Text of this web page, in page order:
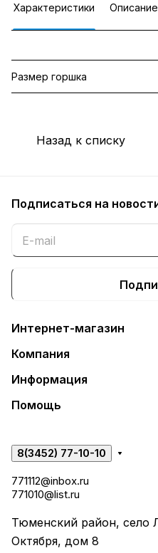
Характеристики Описание
Размер горшка
Назад к списку
Подписаться на
Интернет-магазин
Компания
Информация
Помощь
8(3452) 77-10-10
771112@inbox.ru
771010@list.ru
Тюменский район, село
Октября, дом 8